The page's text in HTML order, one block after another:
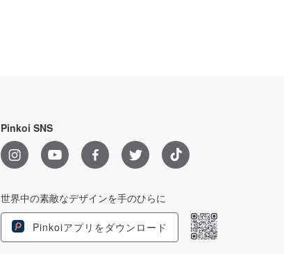
Pinkoi SNS
世界中の素敵なデザインを手のひらに
Pinkoiアプリをダウンロード